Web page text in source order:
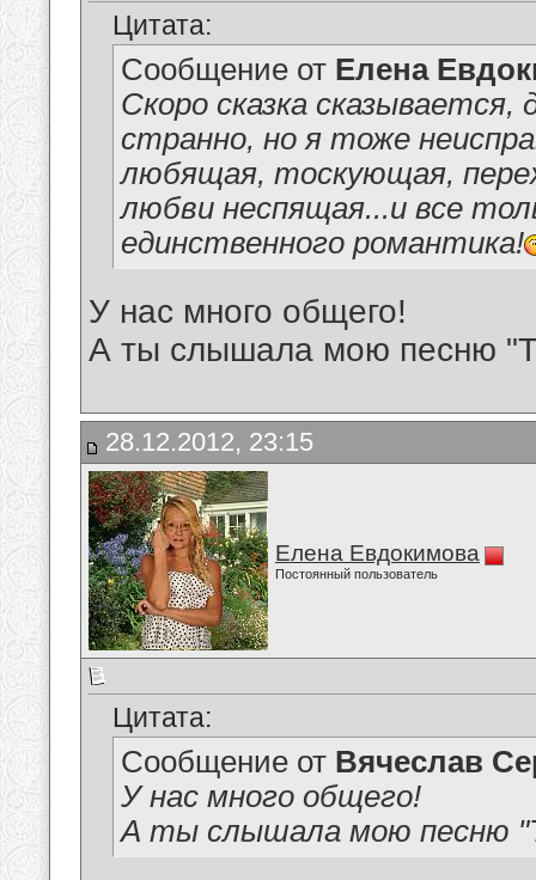
Цитата:
Сообщение от Елена
Скоро сказка сказывается,
странно, но я тоже
любящая, тоскующая,
любви неспящая...и все
единственного романтика!
У нас много общего!
А ты слышала мою песню
28.12.2012, 23:15
Елена Евдокимова
Постоянный пользователь
Цитата:
Сообщение от Вячеслав
У нас много общего!
А ты слышала мою песню